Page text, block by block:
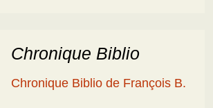
les reportages
Chronique Biblio
Chronique Biblio de François B.